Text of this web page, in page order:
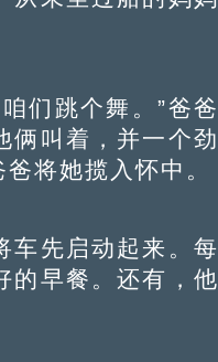
们跳个舞。”爸爸
俩叫着，并一个劲
将她揽入怀中。
先启动起来。每
的早餐。还有，他